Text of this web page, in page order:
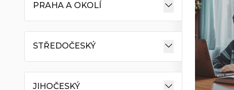
PRAHA A OKOLÍ
STŘEDOČESKÝ
JIHOČESKÝ